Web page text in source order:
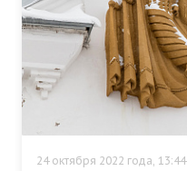
24 октября 2022 года, 13:44